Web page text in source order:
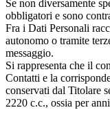
Se non diversamente
obbligatori e sono
Fra i Dati Personali
autonomo o tramite
messaggio.
Si rappresenta che il
Contatti e la
conservati dal Titolare
2220 c.c., ossia per